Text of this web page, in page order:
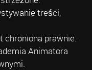
treści,
chroniona prawnie.
Animatora